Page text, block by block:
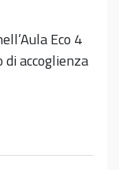
Eco 4
accoglienza